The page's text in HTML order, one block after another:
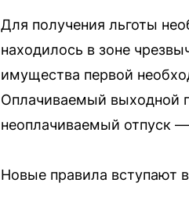
Для получения льготы
находилось в зоне
имущества первой
Оплачиваемый выходной
неоплачиваемый отпуск
Новые правила вступают